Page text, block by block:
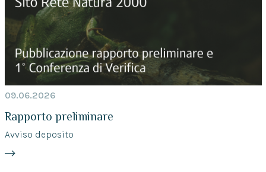
09.06.2026
Rapporto preliminare
Avviso deposito